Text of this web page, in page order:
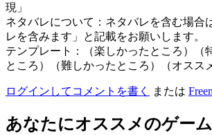
現」
ネタバレについて：ネタバレを含む場合
レを含みます」と記載をお願いします。
テンプレート：（楽しかったところ）（
ところ）（難しかったところ）（オスス
ログインしてコメントを書く または
あなたにオススメのゲーム